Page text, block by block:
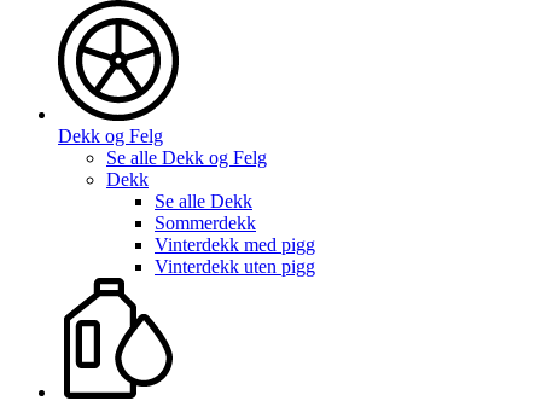
Dekk og Felg
Se alle Dekk og Felg
Dekk
Se alle Dekk
Sommerdekk
Vinterdekk med pigg
Vinterdekk uten pigg